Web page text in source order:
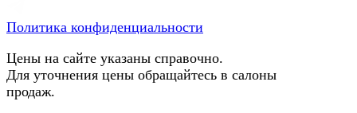
Политика конфиденциальности
Цены на сайте указаны справочно.
Для уточнения цены обращайтесь в салоны
продаж.